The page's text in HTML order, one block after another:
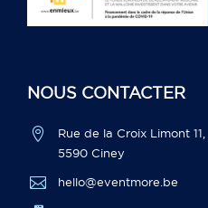
NOUS CONTACTER

Rue de la Croix Limont 11,
5590 Ciney
 hello@eventmore.be